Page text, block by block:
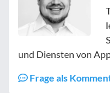
und Diensten von
Frage als